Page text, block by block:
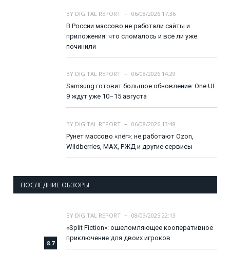
BY DIGITAL REPORT
06/08/2026 17:36
В России массово не работали сайты и
приложения: что сломалось и всё ли уже
починили
BY DIGITAL REPORT
06/08/2026 14:29
Samsung готовит большое обновление: One UI
9 ждут уже 10–15 августа
BY DIGITAL REPORT
06/08/2026 13:48
Рунет массово «лёг»: не работают Ozon,
Wildberries, MAX, РЖД и другие сервисы
ПОСЛЕДНИЕ ОБЗОРЫ
8.7
BY DIGITAL REPORT
08/03/2025 22:13
«Split Fiction»: ошеломляющее кооперативное
приключение для двоих игроков